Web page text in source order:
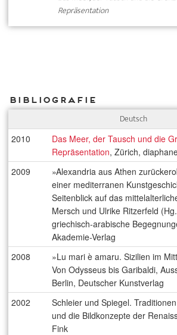
Repräsentation
Bibliografie
Deutsch
2010
Das Meer, der Tausch und die
Repräsentation, Zürich,
2009
»Alexandria aus Athen
einer mediterranen
Seitenblick auf das
Mersch und Ulrike Ritzerfeld
griechisch-arabische
Akademie-Verlag
2008
»Lu mari è amaru. Sizilien im
Von Odysseus bis Garibaldi,
Berlin, Deutscher Kunstverlag
2002
Schleier und Spiegel.
und die Bildkonzepte der
Fink